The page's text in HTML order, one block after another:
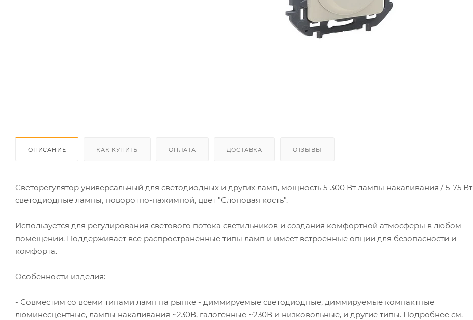
ОПИСАНИЕ КАК КУПИТЬ ОПЛАТА ДОСТАВКА ОТЗЫВЫ
Светорегулятор универсальный для светодиодных и других ламп, мощность 5-300 Вт лампы накаливания / 5-75 Вт
светодиодные лампы, поворотно-нажимной, цвет "Слоновая кость".
Используется для регулирования светового потока светильников и создания комфортной атмосферы в любом
помещении. Поддерживает все распространенные типы ламп и имеет встроенные опции для безопасности и
комфорта.
Особенности изделия:
- Совместим со всеми типами ламп на рынке - диммируемые светодиодные, диммируемые компактные
люминесцентные, лампы накаливания ~230В, галогенные ~230В и низковольные, и другие типы. Подробнее см.